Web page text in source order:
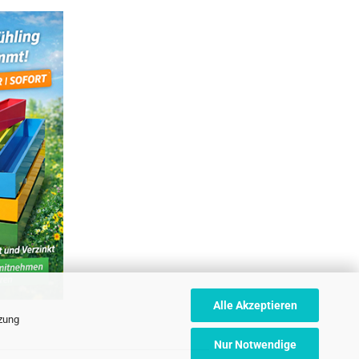
Alle Akzeptieren
Nur Notwendige